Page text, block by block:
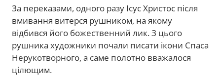
За переказами, одного разу Ісус Христос після
вмивання витерся рушником, на якому
відбився його божественний лик. З цього
рушника художники почали писати ікони Спаса
Нерукотворного, а саме полотно вважалося
цілющим.